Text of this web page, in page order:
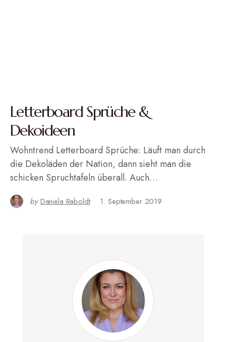
Letterboard Sprüche &
Dekoideen
Wohntrend Letterboard Sprüche: Läuft man durch
die Dekoläden der Nation, dann sieht man die
schicken Spruchtafeln überall. Auch…
by Daniela Raboldt 1. September 2019